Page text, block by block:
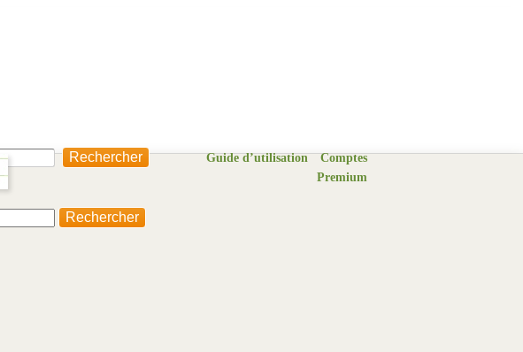
Guide d’utilisation
Comptes
Premium